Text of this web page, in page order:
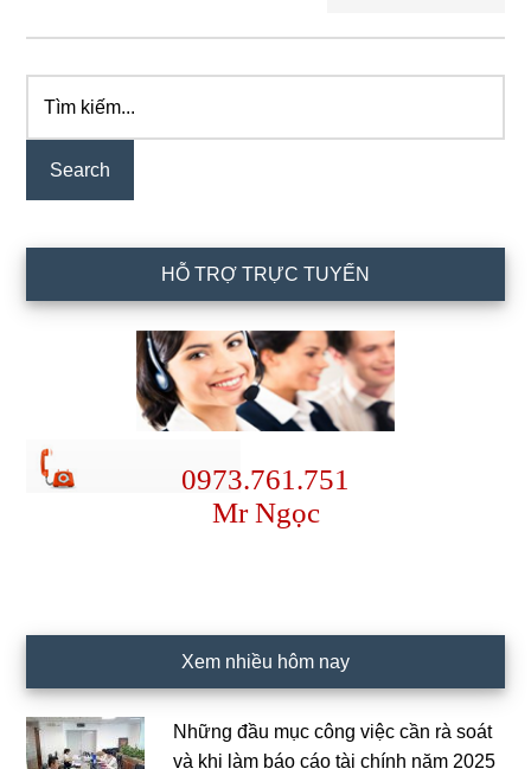
Primary
Sidebar
kiếm...
HỖ TRỢ TRỰC TUYẾN
0973.761.751
Mr Ngọc
Xem nhiều hôm nay
Những đầu mục công việc cần rà soát
và khi làm báo cáo tài chính năm 2025